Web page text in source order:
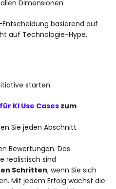
Dimensionen
basierend auf
auf Technologie-Hype.
starten:
KI Use Caseszum
Sie jeden Abschnitt
Bewertungen. Das
realistisch sind
Schritten, wenn Sie sich
Mit jedem Erfolg wächst die